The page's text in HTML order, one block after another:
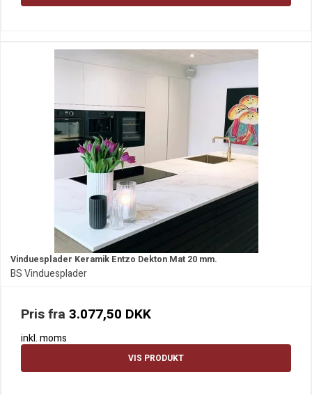
Vinduesplader Keramik Entzo Dekton Mat 20 mm.
BS Vinduesplader
Pris fra 3.077,50 DKK
inkl. moms
VIS PRODUKT